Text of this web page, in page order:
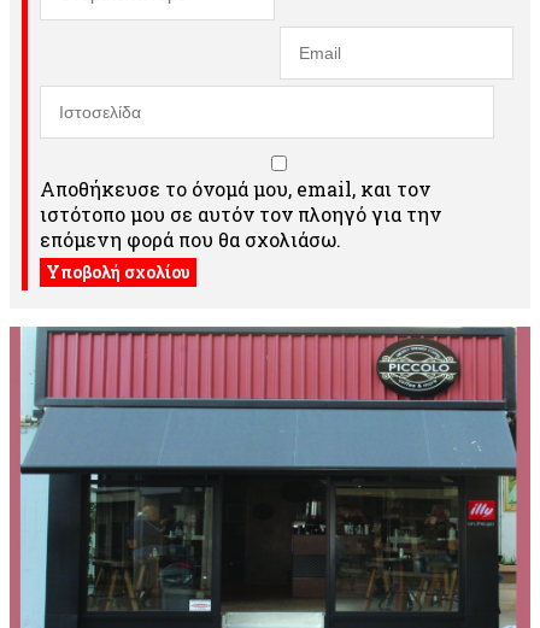
Αποθήκευσε το όνομά μου, email, και τον
ιστότοπο μου σε αυτόν τον πλοηγό για την
επόμενη φορά που θα σχολιάσω.